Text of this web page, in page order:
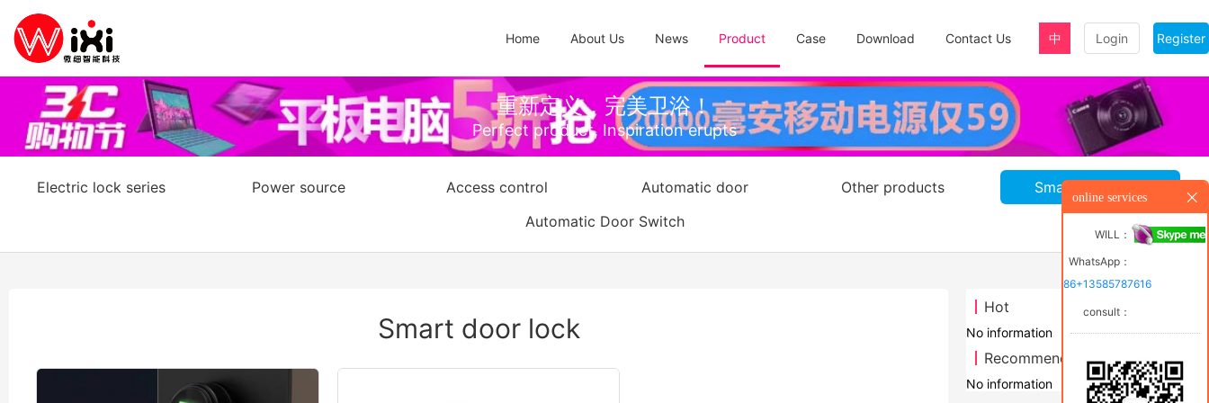
Login Register
中
Home About Us News Product Case Download Contact Us
重新定义，完美卫浴！
Perfect product, Inspiration erupts
Electric lock series Power source Access control Automatic door Other products
Smart door lock
Automatic Door Switch
Hot
No information
Recommend
No information
Smart door lock
online services
WILL：
WhatsApp：
86+13585787616
consult：